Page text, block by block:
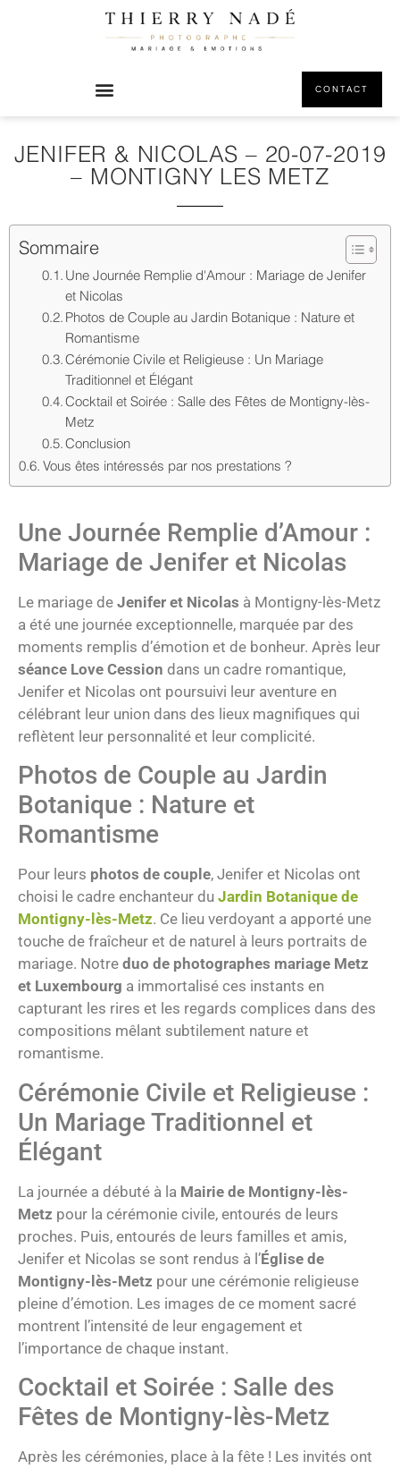
CONTACT
JENIFER & NICOLAS – 20-07-2019
– MONTIGNY LES METZ
Sommaire
Une Journée Remplie d'Amour : Mariage de Jenifer
et Nicolas
Photos de Couple au Jardin Botanique : Nature et
Romantisme
Cérémonie Civile et Religieuse : Un Mariage
Traditionnel et Élégant
Cocktail et Soirée : Salle des Fêtes de Montigny-lès-
Metz
Conclusion
Vous êtes intéressés par nos prestations ?
Une Journée Remplie d’Amour :
Mariage de Jenifer et Nicolas
Le mariage de Jenifer et Nicolas à Montigny-lès-Metz
a été une journée exceptionnelle, marquée par des
moments remplis d’émotion et de bonheur. Après leur
séance Love Cession dans un cadre romantique,
Jenifer et Nicolas ont poursuivi leur aventure en
célébrant leur union dans des lieux magnifiques qui
reflètent leur personnalité et leur complicité.
Photos de Couple au Jardin
Botanique : Nature et
Romantisme
Pour leurs photos de couple, Jenifer et Nicolas ont
choisi le cadre enchanteur du Jardin Botanique de
Montigny-lès-Metz. Ce lieu verdoyant a apporté une
touche de fraîcheur et de naturel à leurs portraits de
mariage. Notre duo de photographes mariage Metz
et Luxembourg a immortalisé ces instants en
capturant les rires et les regards complices dans des
compositions mêlant subtilement nature et
romantisme.
Cérémonie Civile et Religieuse :
Un Mariage Traditionnel et
Élégant
La journée a débuté à la Mairie de Montigny-lès-
Metz pour la cérémonie civile, entourés de leurs
proches. Puis, entourés de leurs familles et amis,
Jenifer et Nicolas se sont rendus à l’Église de
Montigny-lès-Metz pour une cérémonie religieuse
pleine d’émotion. Les images de ce moment sacré
montrent l’intensité de leur engagement et
l’importance de chaque instant.
Cocktail et Soirée : Salle des
Fêtes de Montigny-lès-Metz
Après les cérémonies, place à la fête ! Les invités ont